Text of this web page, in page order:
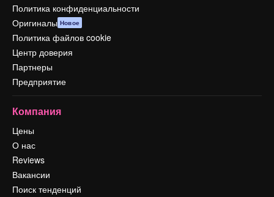
Политика конфиденциальности
Оригиналы Новое
Политика файлов cookie
Центр доверия
Партнеры
Предприятие
Компания
Цены
О нас
Reviews
Вакансии
Поиск тенденций